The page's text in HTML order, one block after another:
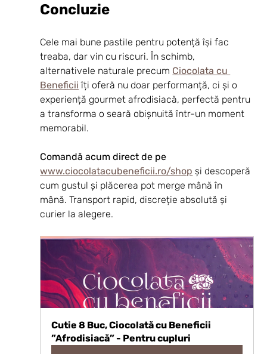
Concluzie
Cele mai bune pastile pentru potență își fac
treaba, dar vin cu riscuri. În schimb,
alternativele naturale precum Ciocolata cu
Beneficii îți oferă nu doar performanță, ci și o
experiență gourmet afrodisiacă, perfectă pentru
a transforma o seară obișnuită într-un moment
memorabil.
Comandă acum direct de pe
www.ciocolatacubeneficii.ro/shop și descoperă
cum gustul și plăcerea pot merge mână în
mână. Transport rapid, discreție absolută și
curier la alegere.
Cutie 8 Buc, Ciocolată cu Beneficii
”Afrodisiacă” - Pentru cupluri